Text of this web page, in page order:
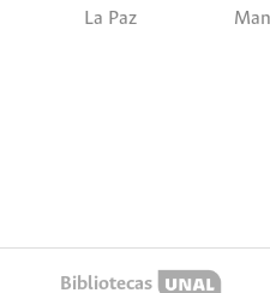
La Paz
Bibliotecas